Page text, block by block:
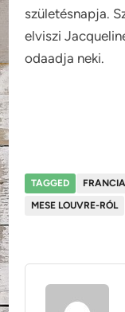
születésnapja.
elviszi
odaadja neki.
TAGGED
MESE LOUVRE-RÓL